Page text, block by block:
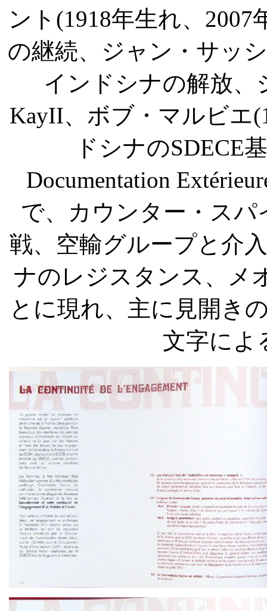
ント (1918年生れ、 2007
の継続、ジャン・サッシ
インドシナの解放
KayII、 ボブ・マルビエ
ドシナのSDECE
Documentation
で、カウンター・ス
戦、空輸グループと介
ナのレジスタンス、メ
とに現れ、主に見開き
文字によ